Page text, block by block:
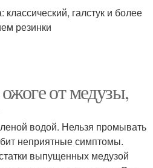
галстук и более
резинки
от медузы,
водой. Нельзя промывать
неприятные симптомы.
выпущенных медузой